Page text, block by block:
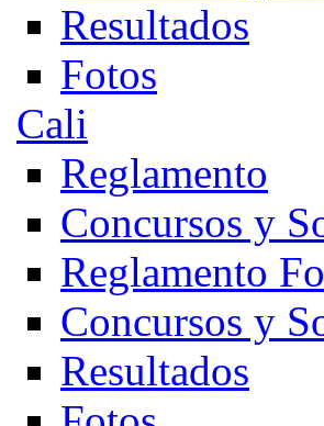
Resultados
Fotos
Cali
Reglamento
Concursos y
Reglamento
Concursos y
Resultados